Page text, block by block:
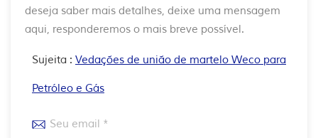
deseja saber mais detalhes, deixe uma mensagem
aqui, responderemos o mais breve possível.
Sujeita : Vedações de união de martelo Weco para
Petróleo e Gás